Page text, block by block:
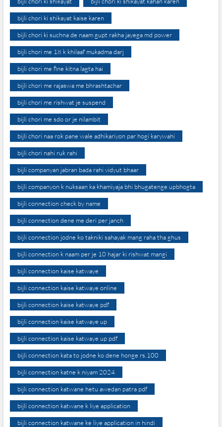
bijli chori ki shikayat kaise karen
bijli chori ki suchna de naam gupt rakha jayega md power
bijli chori me 18 k khilaaf mukadma darj
bijli chori me fine kitna lagta hai
bijli chori me rajaswa me bhrashtachar
bijli chori me rishwat je suspend
bijli chori me sdo or je nilambit
bijli chori naa rok pane wale adhikariyon par hogi karywahi
bijli chori nahi ruk rahi
bijli companyan jabran bada rahi vidyut bhaar
bijli companyon k nuksaan ka khamiyaja bhi bhugatenge upbhogta
bijli connection check by name
bijli connection dene me deri per janch
bijli connection jodne ko takniki sahayak mang raha tha ghus
bijli connection k naam per je 10 hajar ki rishwat mangi
bijli connection kaise katwaye
bijli connection kaise katwaye online
bijli connection kaise katwaye pdf
bijli connection kaise katwaye up
bijli connection kaise katwaye up pdf
bijli connection kata to jodne ko dene honge rs.100
bijli connection katne k niyam 2024
bijli connection katwane hetu awedan patra pdf
bijli connection katwane k liye application
bijli connection katwane ke liye application in hindi